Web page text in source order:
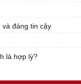
đáng tin cậy
là hợp lý?